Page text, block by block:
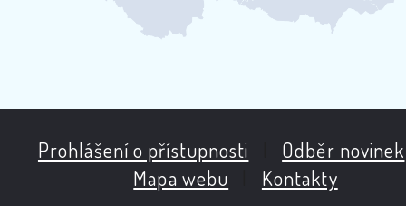
Prohlášení o přístupnosti Odběr novinek
Mapa webu
Kontakty